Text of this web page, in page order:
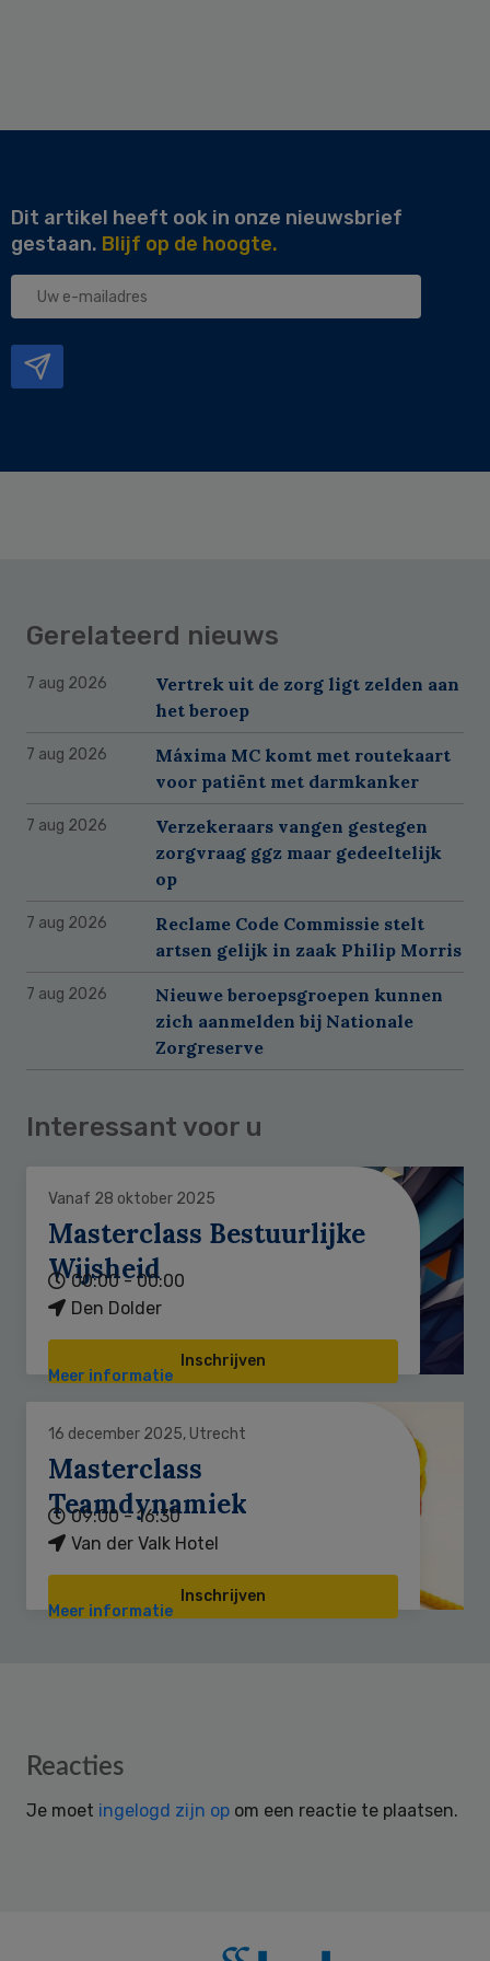
Dit artikel heeft ook in onze nieuwsbrief
gestaan. Blijf op de hoogte.
Uw
Gerelateerd nieuws
7 aug 2026
Vertrek uit de zorg ligt zelden aan
het beroep
7 aug 2026
Máxima MC komt met routekaart
voor patiënt met darmkanker
7 aug 2026
Verzekeraars vangen gestegen
zorgvraag ggz maar gedeeltelijk
op
7 aug 2026
Reclame Code Commissie stelt
artsen gelijk in zaak Philip Morris
7 aug 2026
Nieuwe beroepsgroepen kunnen
zich aanmelden bij Nationale
Zorgreserve
Interessant voor u
Vanaf 28 oktober 2025
Masterclass Bestuurlijke
Wijsheid
00:00 - 00:00
Den Dolder
Inschrijven
Meer informatie
16 december 2025, Utrecht
Masterclass
Teamdynamiek
09:00 - 16:30
Van der Valk Hotel
Inschrijven
Meer informatie
Reader
Reacties
Je moet ingelogd zijn op om een reactie te plaatsen.